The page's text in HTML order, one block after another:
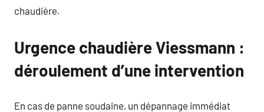
chaudière.
Urgence chaudière Viessmann :
déroulement d’une intervention
En cas de panne soudaine, un dépannage immédiat